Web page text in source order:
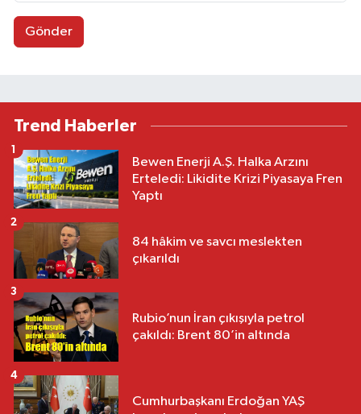
Gönder
Trend Haberler
Bewen Enerji A.Ş. Halka Arzını
Erteledi: Likidite Krizi Piyasaya Fren
Yaptı
1
84 hâkim ve savcı meslekten
çıkarıldı
2
Rubio’nun İran çıkışıyla petrol
çakıldı: Brent 80’in altında
3
Cumhurbaşkanı Erdoğan YAŞ
4